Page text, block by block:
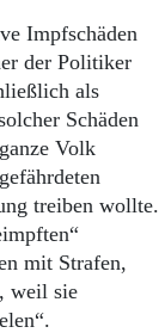
Impfschäden
der Politiker
als
Schäden
Volk
treiben wollte.
mit Strafen,
weil sie